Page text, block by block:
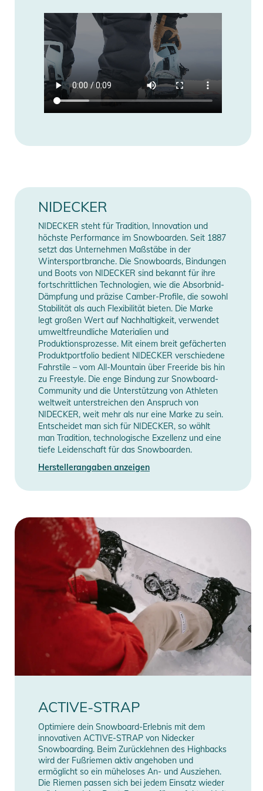
Park mit einer Reihe von Fahrern getestet, von Amateuren bis
hin zu Weltmeistern und Olympioniken, und er funktioniert
überall - wirklich Rider Approved. Der Supermatic besteht aus
den beliebtesten Teilen der Nidecker-Linie, wie dem
bewährten glasgefüllten Nylon in der Baseplate. Das Asym
Hadron Hiback, das speziell für Supermatic abgestimmt
wurde, hat einen integrierten Neigungswinkelregler, mit dem
können. Die Supermatic ist nicht für jeden geeignet, aber
seien wir ehrlich - du verdienst eine Bindung, mit der du mehr
Eigenschaften:
- BASEPLATE & HEELCUP: Glasgefülltes Nylon, Asym
Rockered Matic-Series
- HIBACK: Nylon, Asym Hadron-Hiback Matic-Series
- KNÖCHELRIEMEN: Hybrid Exo-Frame PowerStrap
- ZEHENRIEMEN: Hexo Toecap
- BUCKLES: LSR, Locking Slap Ratchets
- FLEX-RATE: Mittelsteif
Produktinformationen und
Sicherheitshinweise
Gebrauchsanweisungen, Sicherheitshinweise und Warnungen
finden Sie direkt am Produkt.
NIDECKER
NIDECKER steht für Tradition, Innovation und
höchste Performance im Snowboarden. Seit 1887
setzt das Unternehmen Maßstäbe in der
Wintersportbranche. Die Snowboards, Bindungen
und Boots von NIDECKER sind bekannt für ihre
fortschrittlichen Technologien, wie die Absorbnid-
Dämpfung und präzise Camber-Profile, die sowohl
Stabilität als auch Flexibilität bieten. Die Marke
legt großen Wert auf Nachhaltigkeit, verwendet
umweltfreundliche Materialien und
Produktionsprozesse. Mit einem breit gefächerten
Produktportfolio bedient NIDECKER verschiedene
Fahrstile – vom All-Mountain über Freeride bis hin
zu Freestyle. Die enge Bindung zur Snowboard-
Community und die Unterstützung von Athleten
weltweit unterstreichen den Anspruch von
NIDECKER, weit mehr als nur eine Marke zu sein.
Entscheidet man sich für NIDECKER, so wählt
man Tradition, technologische Exzellenz und eine
tiefe Leidenschaft für das Snowboarden.
Herstellerangaben anzeigen
ACTIVE-STRAP
Optimiere dein Snowboard-Erlebnis mit dem
innovativen ACTIVE-STRAP von Nidecker
Snowboarding. Beim Zurücklehnen des Highbacks
wird der Fußriemen aktiv angehoben und
ermöglicht so ein müheloses An- und Ausziehen.
Die Riemen passen sich bei jedem Einsatz wieder